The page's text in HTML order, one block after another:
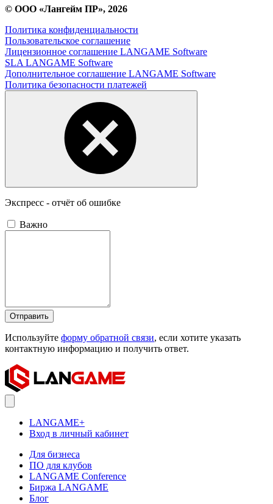
© ООО «Лангейм ПР», 2026
Политика конфиденциальности
Пользовательское соглашение
Лицензионное соглашение LANGAME Software
SLA LANGAME Software
Дополнительное соглашение LANGAME Software
Политика безопасности платежей
Экспресс - отчёт об ошибке
Важно
Отправить
Используйте форму обратной связи, если хотите указать
контактную информацию и получить ответ.
LANGAME+
Вход в личный кабинет
Для бизнеса
ПО для клубов
LANGAME Conference
Биржа LANGAME
Блог